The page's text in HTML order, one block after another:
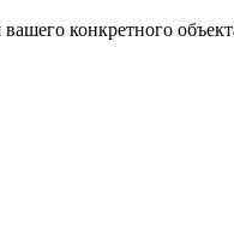
конкретного